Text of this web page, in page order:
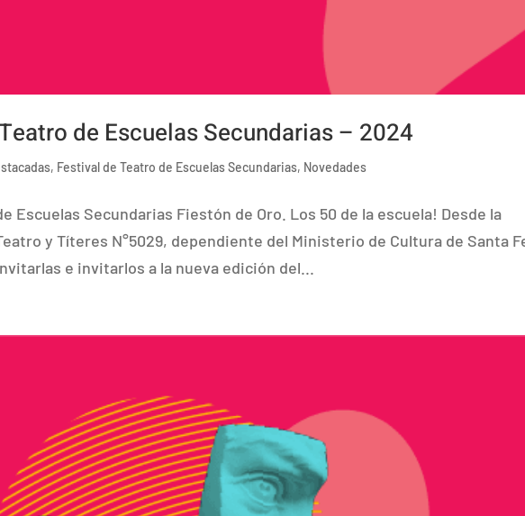
de Escuelas Secundarias – 2024
, Festival de Teatro de Escuelas Secundarias, Novedades
Escuelas Secundarias Fiestón de Oro. Los 50 de la escuela! Desde la
y Títeres N°5029, dependiente del Ministerio de Cultura de Santa
e invitarlos a la nueva edición del...